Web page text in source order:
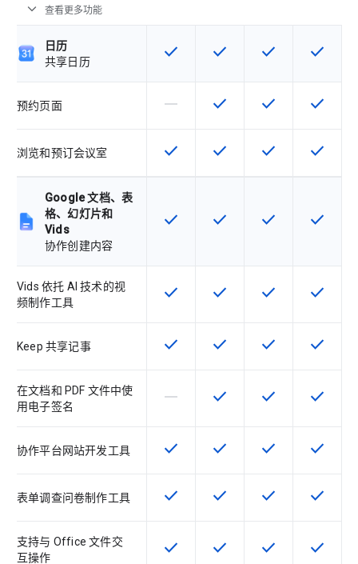
expand_more 查看更多功能
日历
共享日历
该 SKU 提供此功能
check 该 SKU 提供此功能
check 该 SKU 提供此功
check 该 SKU
check
预约页面 该 SKU 不支持此功能
horizontal_rule 该 SKU 提供此功能
check 该 SKU 提供此功
check 该 SKU
check
浏览和预订会议室 该 SKU 提供此功能
check 该 SKU 提供此功能
check 该 SKU 提供此功
check 该 SKU
check
Google 文档、表
格、幻灯片和
Vids
协作创建内容
该 SKU 提供此功能
check 该 SKU 提供此功能
check 该 SKU 提供此功
check 该 SKU
check
Vids 依托 AI 技术的视
频制作工具
该 SKU 提供此功能
check 该 SKU 提供此功能
check 该 SKU 提供此功
check 该 SKU
check
Keep 共享记事 该 SKU 提供此功能
check 该 SKU 提供此功能
check 该 SKU 提供此功
check 该 SKU
check
在文档和 PDF 文件中使
用电子签名
该 SKU 不支持此功能
horizontal_rule 该 SKU 提供此功能
check 该 SKU 提供此功
check 该 SKU
check
协作平台网站开发工具 该 SKU 提供此功能
check 该 SKU 提供此功能
check 该 SKU 提供此功
check 该 SKU
check
表单调查问卷制作工具 该 SKU 提供此功能
check 该 SKU 提供此功能
check 该 SKU 提供此功
check 该 SKU
check
支持与 Office 文件交
互操作
该 SKU 提供此功能
check 该 SKU 提供此功能
check 该 SKU 提供此功
check 该 SKU
check